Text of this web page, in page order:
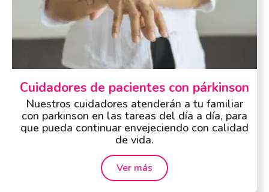
Cuidadores de pacientes con párkinson
Nuestros cuidadores atenderán a tu familiar
con parkinson en las tareas del día a día, para
que pueda continuar envejeciendo con calidad
de vida.
Ver más